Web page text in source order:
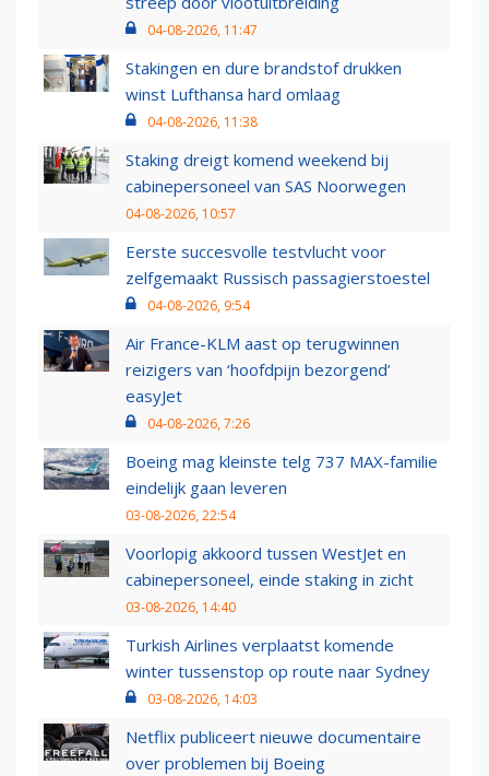
04-08-2026, 11:47
Stakingen en dure brandstof drukken
winst Lufthansa hard omlaag
04-08-2026, 11:38
Staking dreigt komend weekend bij
cabinepersoneel van SAS Noorwegen
04-08-2026, 10:57
Eerste succesvolle testvlucht voor
zelfgemaakt Russisch passagierstoestel
04-08-2026, 9:54
Air France-KLM aast op terugwinnen
reizigers van ‘hoofdpijn bezorgend’
easyJet
04-08-2026, 7:26
Boeing mag kleinste telg 737 MAX-familie
eindelijk gaan leveren
03-08-2026, 22:54
Voorlopig akkoord tussen WestJet en
cabinepersoneel, einde staking in zicht
03-08-2026, 14:40
Turkish Airlines verplaatst komende
winter tussenstop op route naar Sydney
03-08-2026, 14:03
Netflix publiceert nieuwe documentaire
over problemen bij Boeing